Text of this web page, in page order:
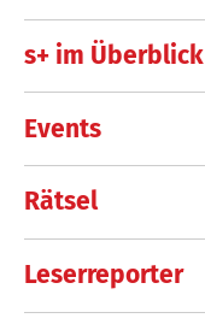
s+ im Überblick
Events
Rätsel
Leserreporter